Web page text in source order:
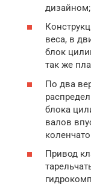
дизайном;
веса, в
блок
так же
По два
блока
валов
Привод